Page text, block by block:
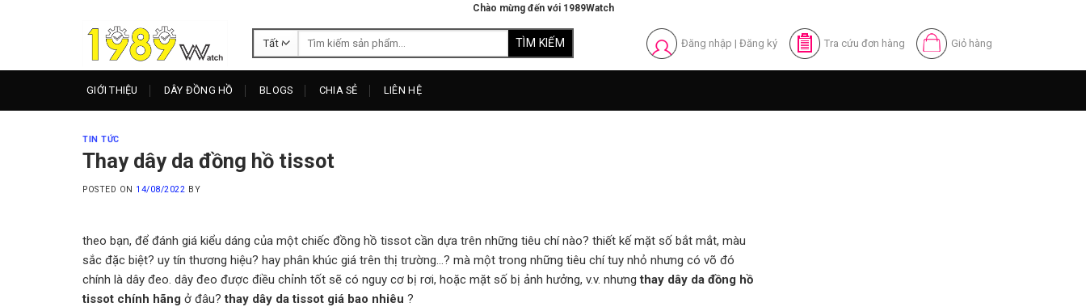
Chào mừng đến với 1989Watch
Tìm
Đăng nhập | Đăng ký Tra cứu đơn hàng Giỏ hàng
GIỚI THIỆU DÂY ĐỒNG HỒ BLOGS CHIA SẺ LIÊN HỆ
TIN TỨC
Thay dây da đồng hồ tissot
POSTED ON 14/08/2022 BY
theo bạn, để đánh giá kiểu dáng của một chiếc đồng hồ tissot cần dựa trên những tiêu chí nào? thiết kế mặt số bắt mắt, màu
sắc đặc biệt? uy tín thương hiệu? hay phân khúc giá trên thị trường…? mà một trong những tiêu chí tuy nhỏ nhưng có võ đó
chính là dây đeo. dây đeo được điều chỉnh tốt sẽ có nguy cơ bị rơi, hoặc mặt số bị ảnh hưởng, v.v. nhưngthay dây da đồng hồ
tissot chính hãng ở đâu?thay dây da tissot giá bao nhiêu ?